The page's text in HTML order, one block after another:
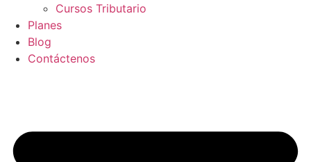
Cursos Tributario
Planes
Blog
Contáctenos